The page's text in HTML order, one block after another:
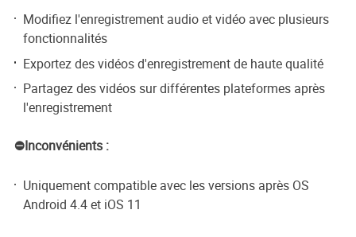
Modifiez l'enregistrement audio et vidéo avec plusieurs
fonctionnalités
Exportez des vidéos d'enregistrement de haute qualité
Partagez des vidéos sur différentes plateformes après
l'enregistrement
⛔Inconvénients :
Uniquement compatible avec les versions après OS
Android 4.4 et iOS 11